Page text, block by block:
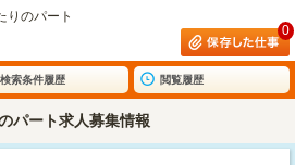
りのパート
0
検索条件履歴 閲覧履歴
パート求人募集情報